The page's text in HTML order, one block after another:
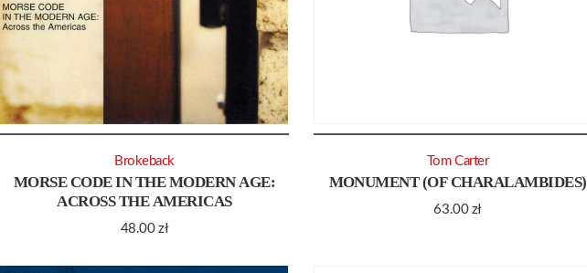
MORSE CODE IN THE MODERN AGE:
ACROSS THE AMERICAS
48.00zł
Brokeback
MONUMENT (OF CHARALAMBIDES)
63.00 zł
Tom Carter